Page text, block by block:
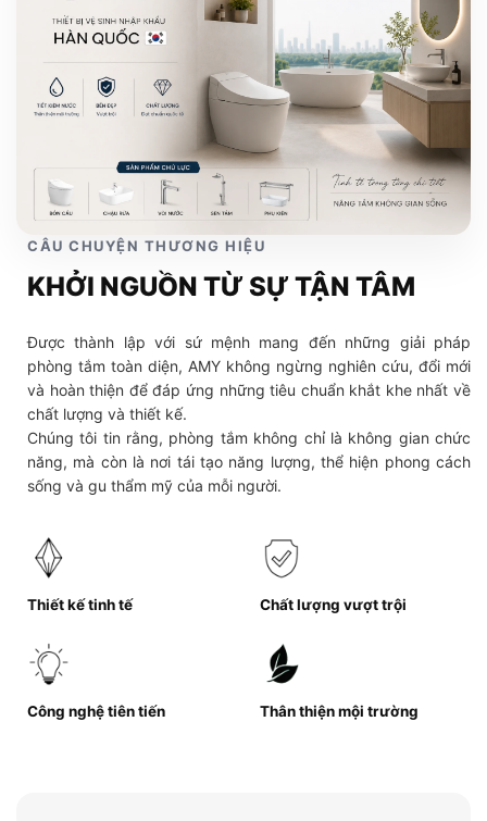
CÂU CHUYỆN THƯƠNG HIỆU
KHỞI NGUỒN TỪ SỰ TẬN TÂM
Được thành lập với sứ mệnh mang đến những giải pháp
phòng tắm toàn diện, AMY không ngừng nghiên cứu, đổi mới
và hoàn thiện để đáp ứng những tiêu chuẩn khắt khe nhất về
chất lượng và thiết kế.
Chúng tôi tin rằng, phòng tắm không chỉ là không gian chức
năng, mà còn là nơi tái tạo năng lượng, thể hiện phong cách
sống và gu thẩm mỹ của mỗi người.
Thiết kế tinh tế Chất lượng vượt trội
Công nghệ tiên tiến Thân thiện mội trường